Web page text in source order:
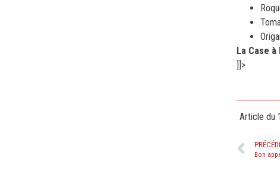
La Case
]]>
Article du
Bon